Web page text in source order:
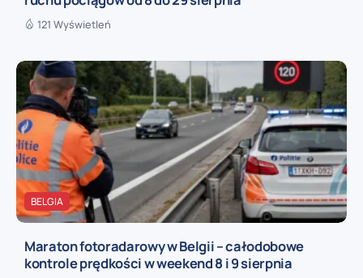
121 Wyświetleń
BELGIA
Maraton fotoradarowy w Belgii – całodobowe
kontrole prędkości w weekend 8 i 9 sierpnia